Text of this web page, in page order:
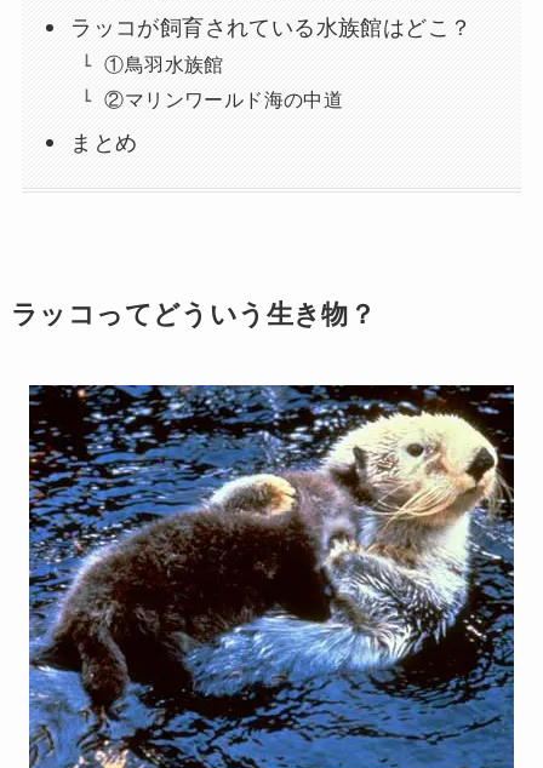
ラッコが飼育されている水族館はどこ？
①鳥羽水族館
②マリンワールド海の中道
まとめ
ラッコってどういう生き物？